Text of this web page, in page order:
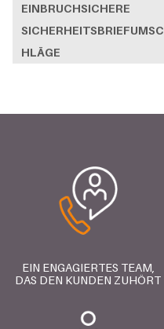
EINBRUCHSICHERE
SICHERHEITSBRIEFUMSC
HLÄGE
EIN ENGAGIERTES TEAM,
DAS DEN KUNDEN ZUHÖRT